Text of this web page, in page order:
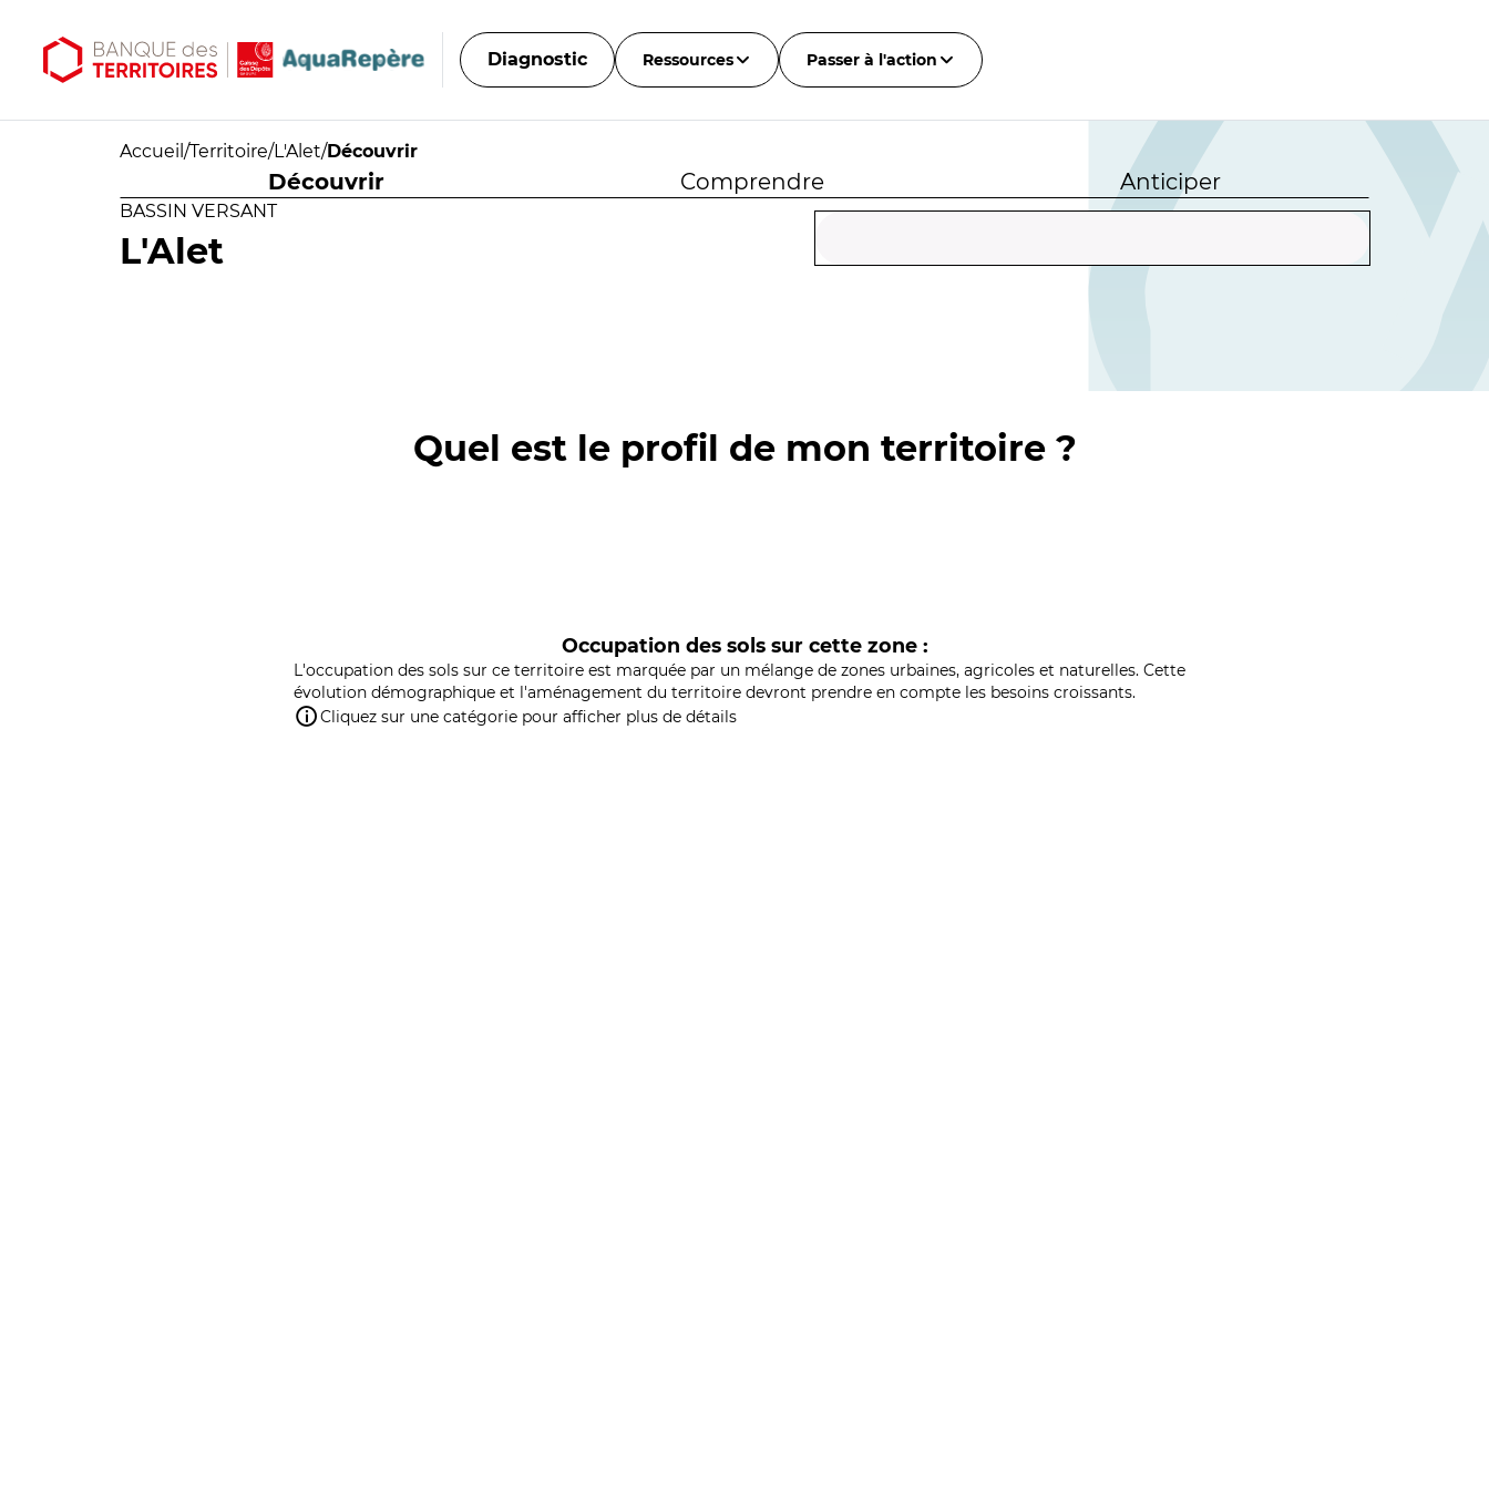
Diagnostic Ressources Passer à l'action
Accueil /Territoire/L'Alet/Découvrir
Découvrir Comprendre Anticiper
BASSIN VERSANT
L'Alet
Quel est le profil de mon territoire ?
Occupation des sols sur cette zone :
L'occupation des sols sur ce territoire est marquée par un mélange de zones urbaines, agricoles et naturelles. Cette
évolution démographique et l'aménagement du territoire devront prendre en compte les besoins croissants.
Cliquez sur une catégorie pour afficher plus de détails